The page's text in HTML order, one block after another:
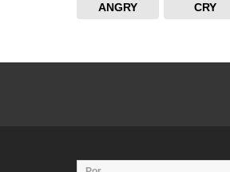
ANGRY CRY